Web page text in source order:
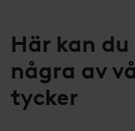
Här kan
några av
tycker